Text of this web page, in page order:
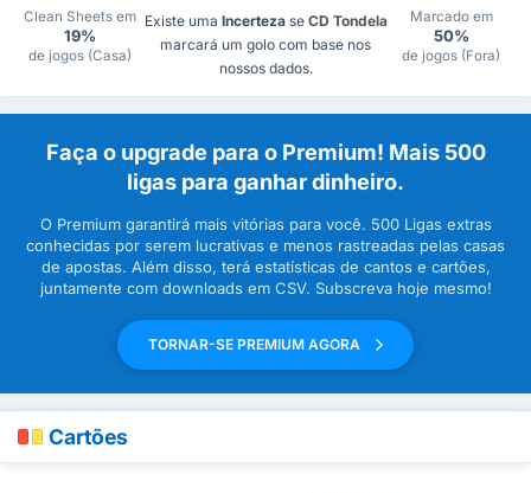
Clean Sheets em
19%
de jogos (Casa)
Existe uma Incerteza se CD Tondela
marcará um golo com base nos
nossos dados.
Marcado em
50%
de jogos (Fora)
Faça o upgrade para o Premium! Mais 500
ligas para ganhar dinheiro.
O Premium garantirá mais vitórias para você. 500 Ligas extras
conhecidas por serem lucrativas e menos rastreadas pelas casas
de apostas. Além disso, terá estatísticas de cantos e cartões,
juntamente com downloads em CSV. Subscreva hoje mesmo!
TORNAR-SE PREMIUM AGORA
Cartões